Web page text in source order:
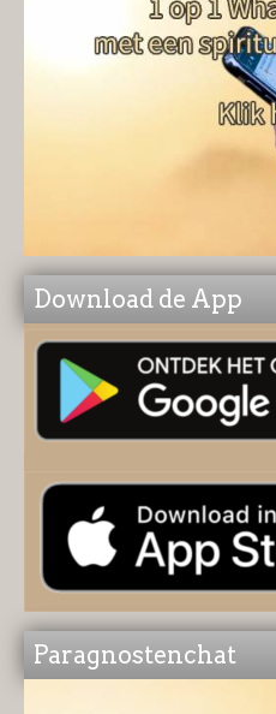
Download de App
Paragnostenchat